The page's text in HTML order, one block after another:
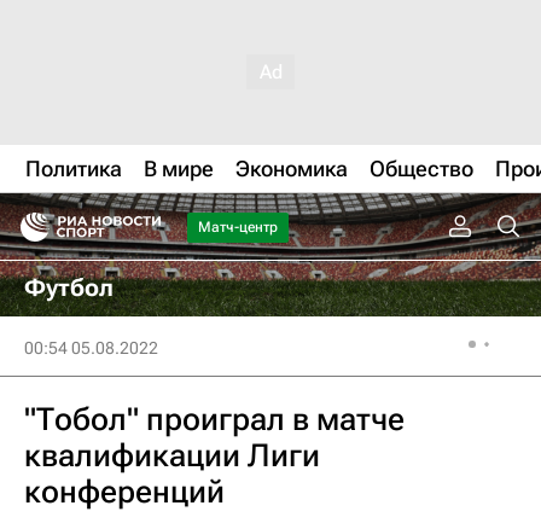
Политика В мире Экономика Общество
Матч-центр
Футбол
00:54 05.08.2022
"Тобол" проиграл в матче
квалификации Лиги
конференций